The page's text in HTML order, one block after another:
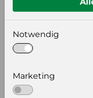
wählen Sie eine
Bildauflösung
Notwendig
Marketing